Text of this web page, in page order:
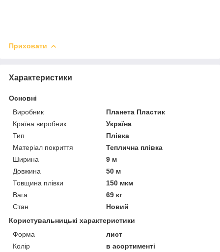
Приховати
Характеристики
Основні
Виробник
Планета Пластик
Країна виробник
Україна
Тип
Плівка
Матеріал покриття
Теплична плівка
Ширина
9 м
Довжина
50 м
Товщина плівки
150 мкм
Вага
69 кг
Стан
Новий
Користувальницькі характеристики
Форма
лист
Колір
в асортименті